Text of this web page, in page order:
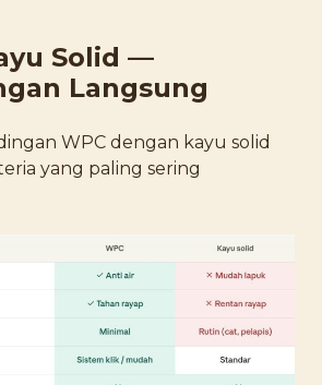
Solid —
Langsung
WPC dengan kayu solid
yang paling sering